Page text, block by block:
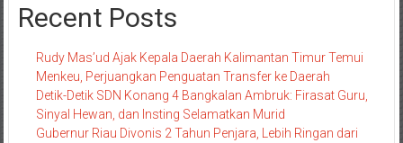
Recent Posts
Rudy Mas’ud Ajak Kepala Daerah Kalimantan Timur Temui
Menkeu, Perjuangkan Penguatan Transfer ke Daerah
Detik-Detik SDN Konang 4 Bangkalan Ambruk: Firasat Guru,
Sinyal Hewan, dan Insting Selamatkan Murid
Gubernur Riau Divonis 2 Tahun Penjara, Lebih Ringan dari